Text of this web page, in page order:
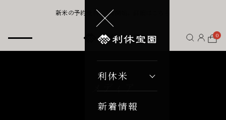
新米の予約受付、7月開始。詳細はこちら
0
利休米
新着情報
メディア